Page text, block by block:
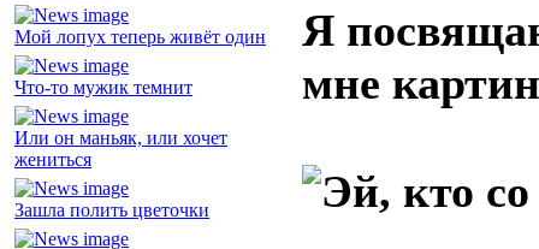
Мой лопух теперь живёт один
Что-то мужик темнит
Или он маньяк, или хочет
жениться
Зашла полить цветочки
Я
мне